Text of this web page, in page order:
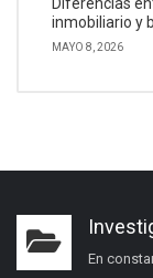
inmobiliario y
MAYO 8, 2026
En